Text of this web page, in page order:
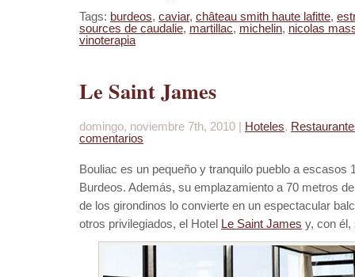
Tags: burdeos, caviar, château smith haute lafitte,
sources de caudalie, martillac, michelin, nicolas
vinoterapia
Le Saint James
domingo, noviembre 7th, 2010 | Hoteles,
comentarios
Bouliac es un pequeño y tranquilo pueblo a escasos
Burdeos. Además, su emplazamiento a 70 metros
de los girondinos lo convierte en un espectacular
otros privilegiados, el Hotel Le Saint James y, con él,